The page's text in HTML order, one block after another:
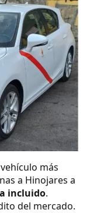
más
a Hinojares a
incluido.
del mercado.